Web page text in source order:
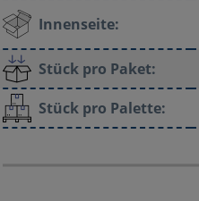
Innenseite:
Stück pro Paket:
Stück pro Palette: